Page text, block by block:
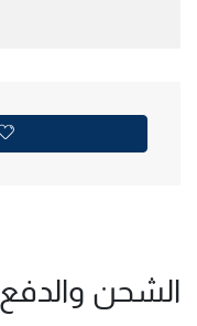
الشحن والدفع